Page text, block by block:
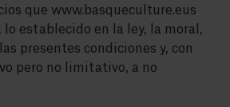
que www.basqueculture.eus
lo establecido en la ley, la moral,
presentes condiciones y, con
pero no limitativo, a no